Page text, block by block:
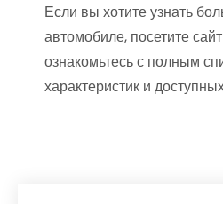
Если вы хотите узнать
автомобиле, посетите сайт
ознакомьтесь с полным
характеристик и